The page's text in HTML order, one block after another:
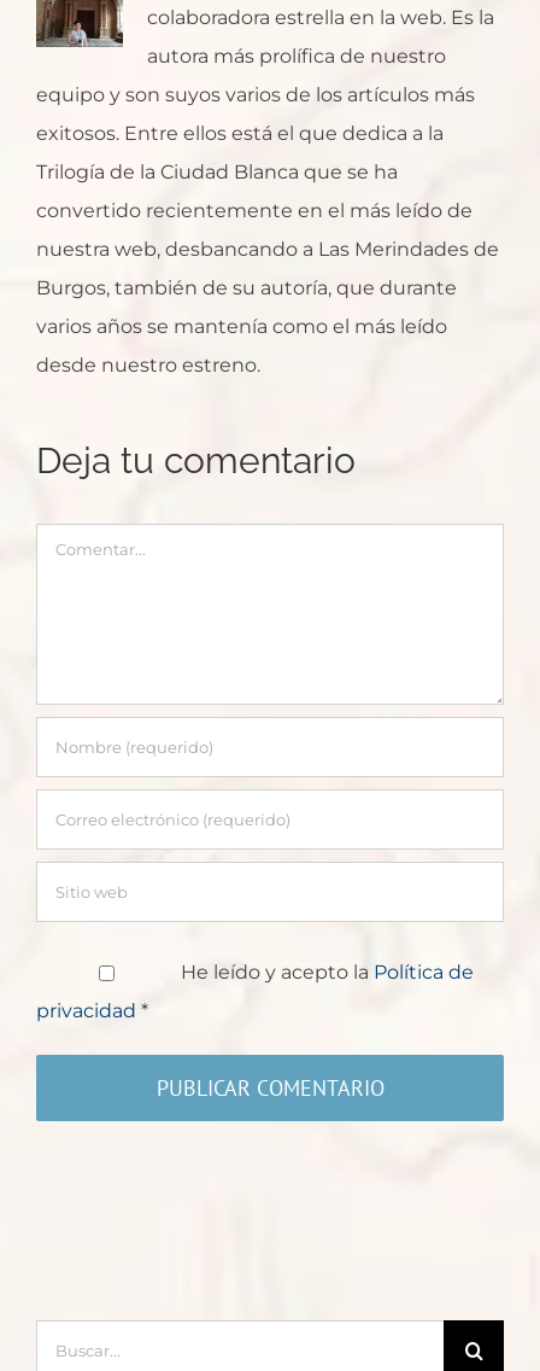
colaboradora estrella en la web. Es la
autora más prolífica de nuestro
equipo y son suyos varios de los artículos más
exitosos. Entre ellos está el que dedica a la
Trilogía de la Ciudad Blanca que se ha
convertido recientemente en el más leído de
nuestra web, desbancando a Las Merindades de
Burgos, también de su autoría, que durante
varios años se mantenía como el más leído
desde nuestro estreno.
Deja tu comentario
Comentar
He leído y acepto la Política de
privacidad *